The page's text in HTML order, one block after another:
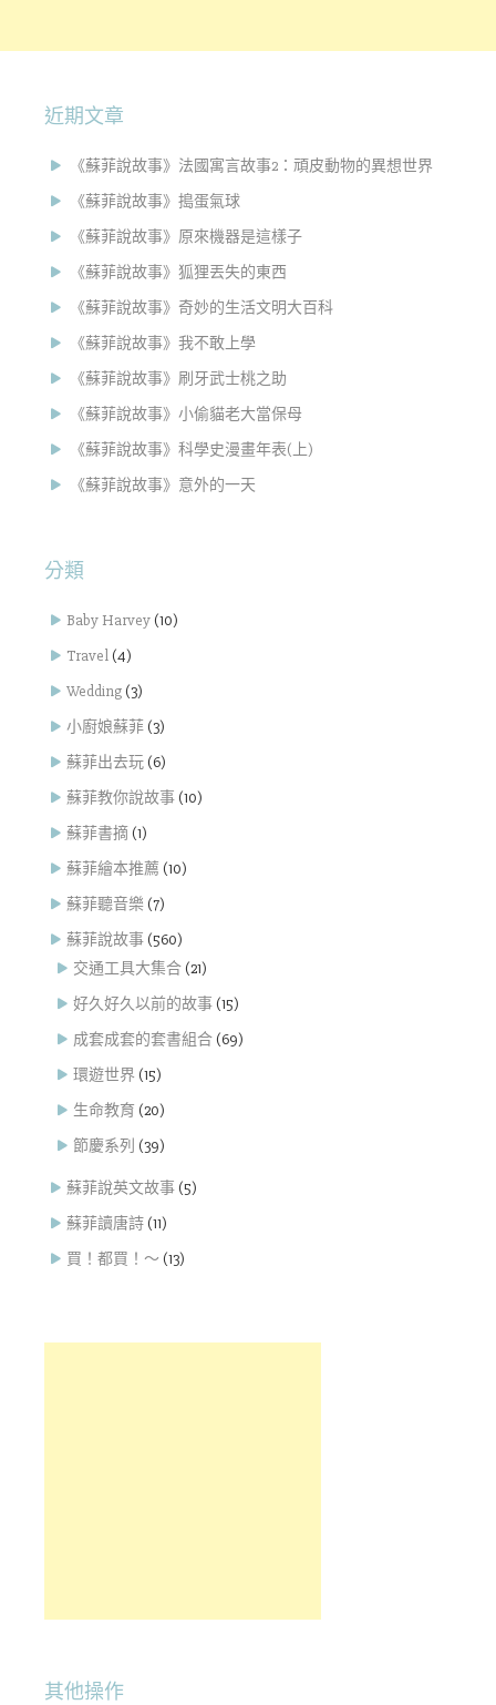
近期文章
《蘇菲說故事》法國寓言故事2：頑皮動物的異想世界
《蘇菲說故事》搗蛋氣球
《蘇菲說故事》原來機器是這樣子
《蘇菲說故事》狐狸丟失的東西
《蘇菲說故事》奇妙的生活文明大百科
《蘇菲說故事》我不敢上學
《蘇菲說故事》刷牙武士桃之助
《蘇菲說故事》小偷貓老大當保母
《蘇菲說故事》科學史漫畫年表(上)
《蘇菲說故事》意外的一天
分類
Baby Harvey (10)
Travel (4)
Wedding (3)
小廚娘蘇菲 (3)
蘇菲出去玩 (6)
蘇菲教你說故事 (10)
蘇菲書摘 (1)
蘇菲繪本推薦 (10)
蘇菲聽音樂 (7)
蘇菲說故事 (560)
交通工具大集合 (21)
好久好久以前的故事 (15)
成套成套的套書組合 (69)
環遊世界 (15)
生命教育 (20)
節慶系列 (39)
蘇菲說英文故事 (5)
蘇菲讀唐詩 (11)
買！都買！～ (13)
其他操作